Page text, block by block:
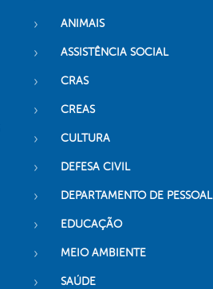
ANIMAIS
ASSISTÊNCIA SOCIAL
CRAS
CREAS
CULTURA
DEFESA CIVIL
DEPARTAMENTO DE PESSOAL
EDUCAÇÃO
MEIO AMBIENTE
SAÚDE